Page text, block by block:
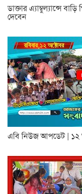
ডাক্তার এ্যাম্বুল্যান্সে
দেবেন
এবি নিউজ আপডেট | ১২